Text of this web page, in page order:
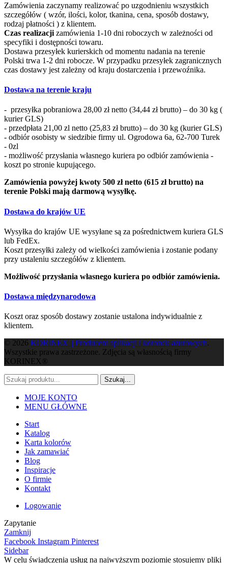
Zamówienia zaczynamy realizować po uzgodnieniu wszystkich
szczegółów ( wzór, ilości, kolor, tkanina, cena, sposób dostawy,
rodzaj płatności ) z klientem.
Czas realizacji zamówienia 1-10 dni roboczych w zależności od
specyfiki i dostępności towaru.
Dostawa przesyłek kurierskich od momentu nadania na terenie
Polski trwa 1-2 dni robocze. W przypadku przesyłek zagranicznych
czas dostawy jest zależny od kraju dostarczenia i przewoźnika.
Dostawa na terenie kraju
- przesyłka pobraniowa 28,00 zł netto (34,44 zł brutto) – do 30 kg (
kurier GLS)
- przedpłata 21,00 zl netto (25,83 zł brutto) – do 30 kg (kurier GLS)
- odbiór osobisty w siedzibie firmy ul. Ogrodowa 6a, 62-700 Turek
- 0zl
- możliwość przysłania własnego kuriera po odbiór zamówienia -
koszt po stronie kupującego.
Zamówienia powyżej kwoty 500 zł netto (615 zł brutto) na
terenie Polski mają darmową wysyłkę.
Dostawa do krajów UE
Wysyłka do krajów UE wysyłane są za pośrednictwem kuriera GLS
lub FedEx.
Koszt przesyłki zależy od wielkości zamówienia i zostanie podany
przy ustaleniu szczegółów z klientem.
Możliwość przysłania własnego kuriera po odbiór zamówienia.
Dostawa międzynarodowa
Koszt oraz sposób dostawy zostanie ustalona indywidualnie z
klientem.
© 2026 KORINEX || Producent aplikacji i koronek ażurowych.
Wszystkie prawa zastrzeżone. Zdjęcia są własnością firmy
KORINEX®
Szukaj...
MOJE KONTO
MENU GŁÓWNE
Start
Katalog
Karta kolorów
Jak zamawiać
Blog
Inspiracje
O firmie
Kontakt
Logowanie
Zapytanie
Zamknij
Facebook Instagram Pinterest
Sidebar
W celu świadczenia usług na najwyższym poziomie stosujemy pliki